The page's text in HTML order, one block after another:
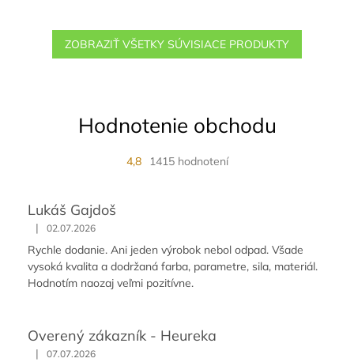
ZOBRAZIŤ VŠETKY SÚVISIACE PRODUKTY
Hodnotenie obchodu
4,8 1415 hodnotení
Lukáš Gajdoš
| 02.07.2026
Rychle dodanie. Ani jeden výrobok nebol odpad. Všade
vysoká kvalita a dodržaná farba, parametre, sila, materiál.
Hodnotím naozaj veľmi pozitívne.
Overený zákazník - Heureka
| 07.07.2026